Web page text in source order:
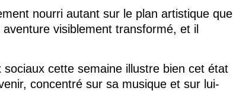
nourri autant sur le plan artistique que
visiblement transformé, et il
cette semaine illustre bien cet état
concentré sur sa musique et sur lui-